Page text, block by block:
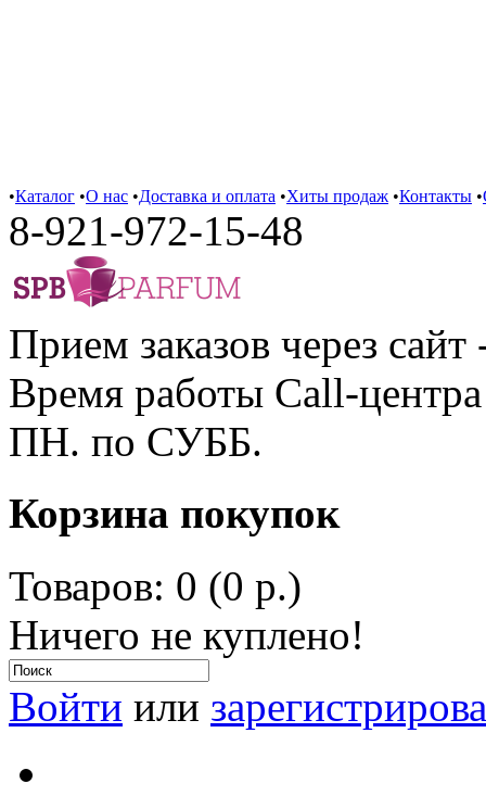
•Каталог •О нас •Доставка и оплата •Хиты продаж •Контакты •
8-921-972-15-48
Прием заказов через сайт
Время работы Call-
ПН. по СУББ.
Корзина покупок
Товаров: 0 (0 р.)
Ничего не куплено!
Войти или